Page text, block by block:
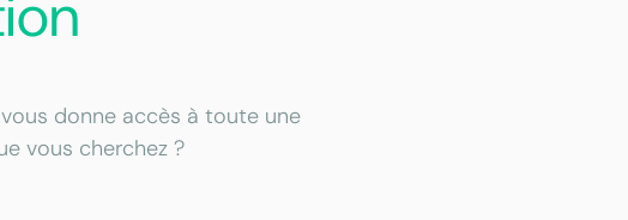
donne accès à toute une
vous cherchez ?